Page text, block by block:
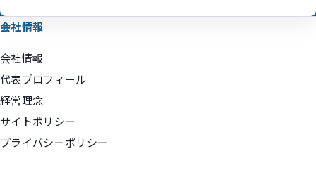
会社情報
会社情報
代表プロフィール
経営理念
サイトポリシー
プライバシーポリシー